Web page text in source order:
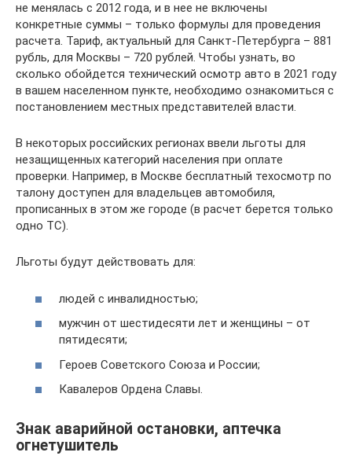
не менялась с 2012 года, и в нее не включены
конкретные суммы – только формулы для проведения
расчета. Тариф, актуальный для Санкт-Петербурга – 881
рубль, для Москвы – 720 рублей. Чтобы узнать, во
сколько обойдется технический осмотр авто в 2021 году
в вашем населенном пункте, необходимо ознакомиться с
постановлением местных представителей власти.
В некоторых российских регионах ввели льготы для
незащищенных категорий населения при оплате
проверки. Например, в Москве бесплатный техосмотр по
талону доступен для владельцев автомобиля,
прописанных в этом же городе (в расчет берется только
одно ТС).
Льготы будут действовать для:
людей с инвалидностью;
мужчин от шестидесяти лет и женщины – от
пятидесяти;
Героев Советского Союза и России;
Кавалеров Ордена Славы.
Знак аварийной остановки, аптечка
огнетушитель